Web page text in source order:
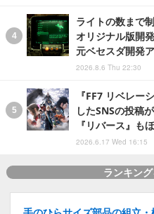
ライトの数まで
オリジナル版開
元ベセスダ開発
2026.8.6 Thu 22:30
『FF7 リベレー
したSNSの投稿
『リバース』も
2026.6.17 Wed 16:15
ランキン